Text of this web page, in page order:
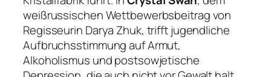
weißrussischen Wettbewerbsbeitrag von
Regisseurin Darya Zhuk, trifft jugendliche
Aufbruchsstimmung auf Armut,
Alkoholismus und postsowjetische